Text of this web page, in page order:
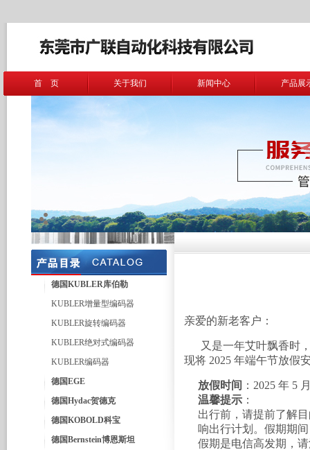
首 页 关于我们 新闻中心 产品展
德国KUBLER库伯勒
KUBLER增量型编码器
KUBLER旋转编码器
KUBLER绝对式编码器
KUBLER编码器
德国EGE
德国Hydac贺德克
德国KOBOLD科宝
德国Bernstein博恩斯坦
亲爱的新老客户：
又是一年艾叶飘香时，
现将 2025 年端午节放假
放假时间 ：2025 年 5
温馨提示 ：
出行前，请提前了解
响出行计划。假期期
假期是电信高发期，